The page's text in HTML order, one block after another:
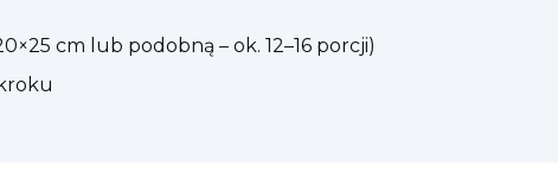
cm lub podobną – ok. 12–16 porcji)